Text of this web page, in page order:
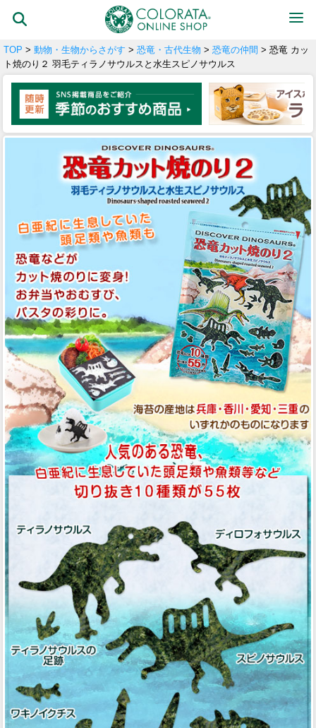
TOP > 動物・生物からさがす > 恐竜・古代生物 > 恐竜の仲間 > 恐竜 カッ
ト焼のり２ 羽毛ティラノサウルスと水生スピノサウルス